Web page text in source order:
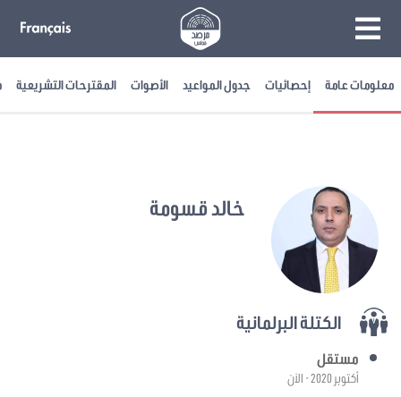
معلومات عامة إحصائيات جدول المواعيد الأصوات المقترحات التشريعية
خالد قسومة
الكتلة البرلمانية
مستقل
أكتوبر 2020 - الآن